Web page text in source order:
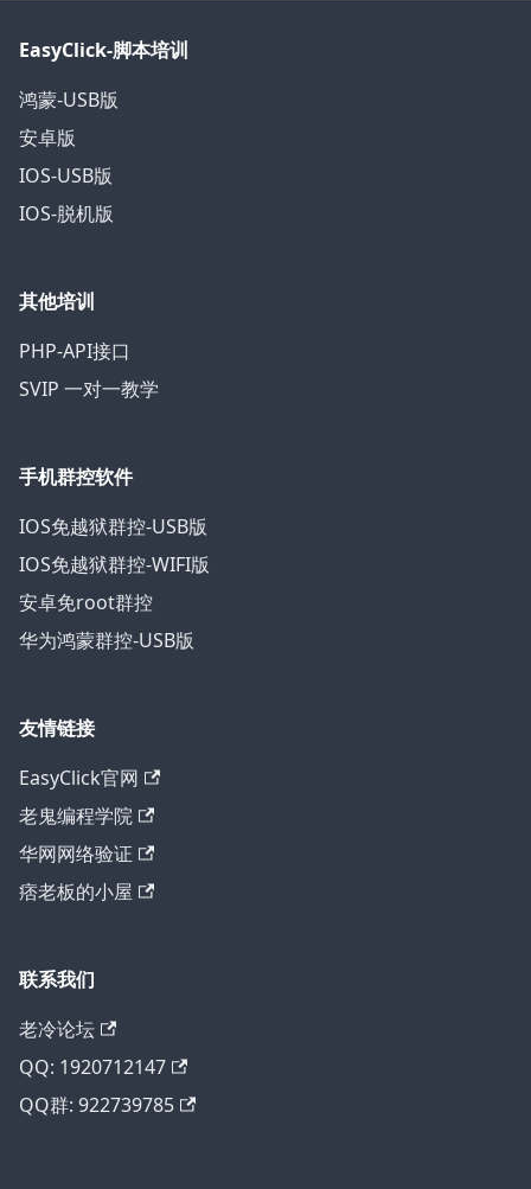
EasyClick-脚本培训
鸿蒙-USB版
安卓版
IOS-USB版
IOS-脱机版
其他培训
PHP-API接口
SVIP 一对一教学
手机群控软件
IOS免越狱群控-USB版
IOS免越狱群控-WIFI版
安卓免root群控
华为鸿蒙群控-USB版
友情链接
EasyClick官网
老鬼编程学院
华网网络验证
痞老板的小屋
联系我们
老冷论坛
QQ: 1920712147
QQ群: 922739785